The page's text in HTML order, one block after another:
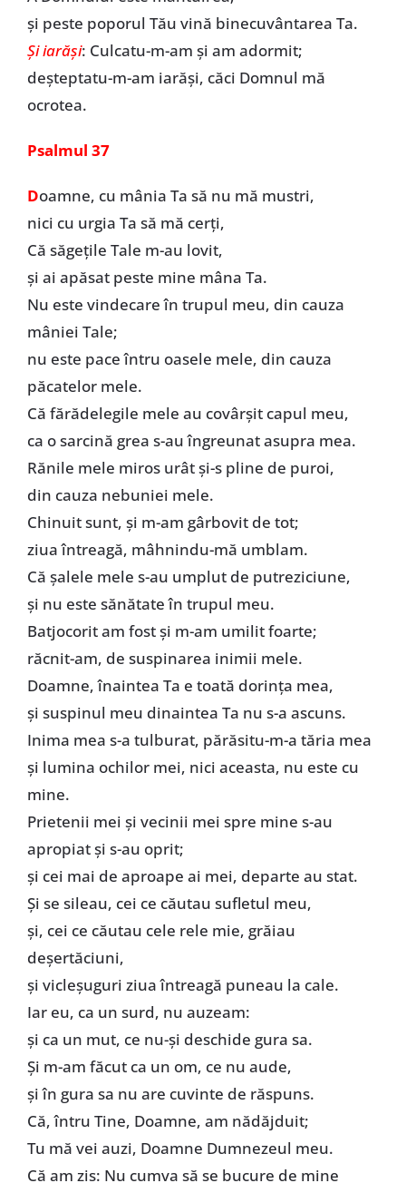
şi peste poporul Tău vină binecuvântarea Ta.
Şi iarăşi: Culcatu-m-am şi am adormit;
deşteptatu-m-am iarăşi, căci Domnul mă
ocrotea.
Psalmul 37
Doamne, cu mânia Ta să nu mă mustri,
nici cu urgia Ta să mă cerţi,
Că săgeţile Tale m-au lovit,
şi ai apăsat peste mine mâna Ta.
Nu este vindecare în trupul meu, din cauza
mâniei Tale;
nu este pace întru oasele mele, din cauza
păcatelor mele.
Că fărădelegile mele au covârşit capul meu,
ca o sarcină grea s-au îngreunat asupra mea.
Rănile mele miros urât şi-s pline de puroi,
din cauza nebuniei mele.
Chinuit sunt, şi m-am gârbovit de tot;
ziua întreagă, mâhnindu-mă umblam.
Că şalele mele s-au umplut de putreziciune,
şi nu este sănătate în trupul meu.
Batjocorit am fost şi m-am umilit foarte;
răcnit-am, de suspinarea inimii mele.
Doamne, înaintea Ta e toată dorinţa mea,
şi suspinul meu dinaintea Ta nu s-a ascuns.
Inima mea s-a tulburat, părăsitu-m-a tăria mea
şi lumina ochilor mei, nici aceasta, nu este cu
mine.
Prietenii mei şi vecinii mei spre mine s-au
apropiat şi s-au oprit;
şi cei mai de aproape ai mei, departe au stat.
Şi se sileau, cei ce căutau sufletul meu,
şi, cei ce căutau cele rele mie, grăiau
deşertăciuni,
şi vicleşuguri ziua întreagă puneau la cale.
Iar eu, ca un surd, nu auzeam:
şi ca un mut, ce nu-şi deschide gura sa.
Şi m-am făcut ca un om, ce nu aude,
şi în gura sa nu are cuvinte de răspuns.
Că, întru Tine, Doamne, am nădăjduit;
Tu mă vei auzi, Doamne Dumnezeul meu.
Că am zis: Nu cumva să se bucure de mine